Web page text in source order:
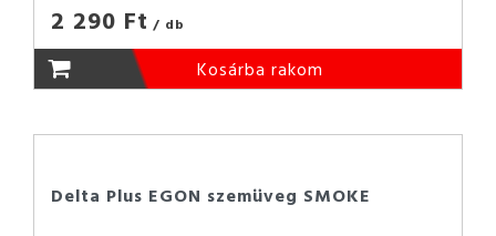
2 290 Ft / db
Kosárba rakom
Delta Plus EGON szemüveg SMOKE